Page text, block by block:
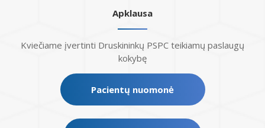
Apklausa
Kviečiame įvertinti Druskininkų PSPC teikiamų paslaugų
kokybę
Pacientų nuomonė